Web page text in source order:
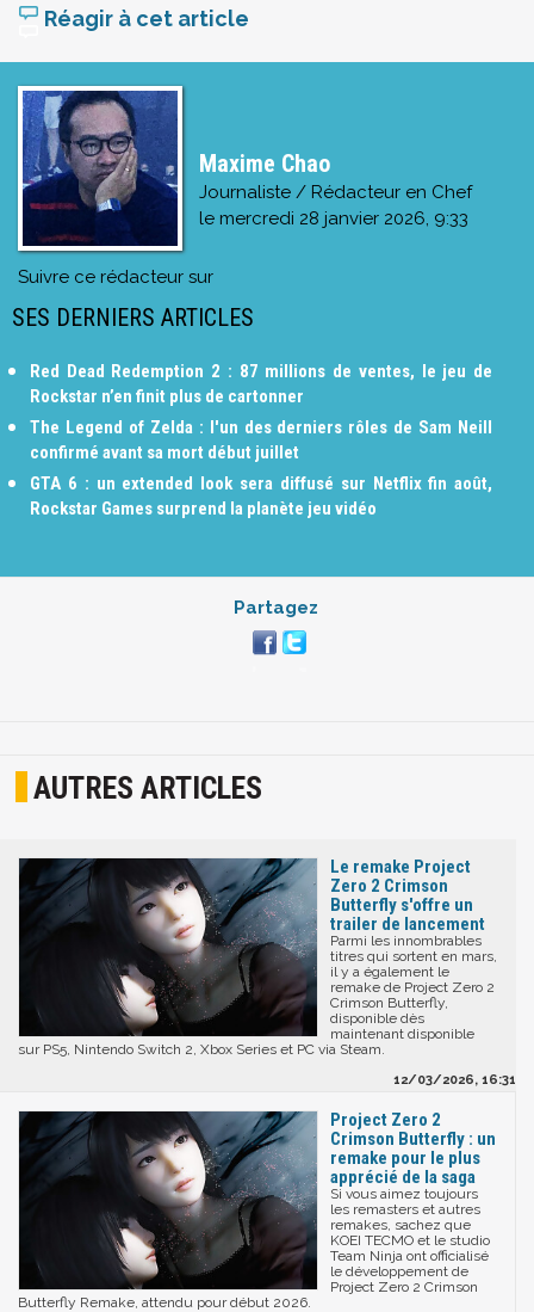
Réagir à cet article
Maxime Chao
Journaliste / Rédacteur en Chef
le mercredi 28 janvier 2026, 9:33
Suivre ce rédacteur sur
SES DERNIERS ARTICLES
Red Dead Redemption 2 : 87 millions de ventes, le jeu de
Rockstar n’en finit plus de cartonner
The Legend of Zelda : l'un des derniers rôles de Sam Neill
confirmé avant sa mort début juillet
GTA 6 : un extended look sera diffusé sur Netflix fin août,
Rockstar Games surprend la planète jeu vidéo
Partagez
AUTRES ARTICLES
Le remake Project
Zero 2 Crimson
Butterfly s'offre un
trailer de lancement
Parmi les innombrables
titres qui sortent en mars,
il y a également le
remake de Project Zero 2
Crimson Butterfly,
disponible dès
maintenant disponible
sur PS5, Nintendo Switch 2, Xbox Series et PC via Steam.
12/03/2026, 16:31
Project Zero 2
Crimson Butterfly : un
remake pour le plus
apprécié de la saga
Si vous aimez toujours
les remasters et autres
remakes, sachez que
KOEI TECMO et le studio
Team Ninja ont officialisé
le développement de
Project Zero 2 Crimson
Butterfly Remake, attendu pour début 2026.